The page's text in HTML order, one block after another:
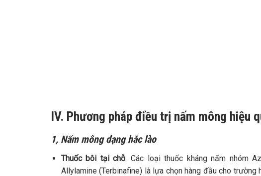
IV. Phương pháp điều trị nấm mông hiệu
1, Nấm mông dạng hắc lào
Thuốc bôi tại chỗ: Các loại thuốc kháng nấm nhóm
Allylamine (Terbinafine) là lựa chọn hàng đầu cho